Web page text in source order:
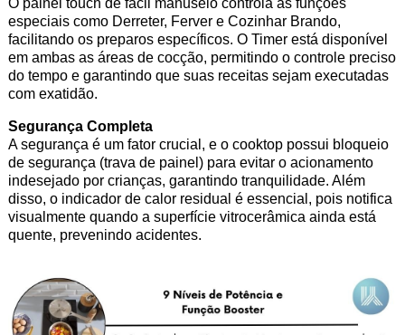
especiais como Derreter, Ferver e Cozinhar Brando,
facilitando os preparos específicos. O Timer está disponível
em ambas as áreas de cocção, permitindo o controle preciso
do tempo e garantindo que suas receitas sejam executadas
com exatidão.
Segurança Completa
A segurança é um fator crucial, e o cooktop possui bloqueio
de segurança (trava de painel) para evitar o acionamento
indesejado por crianças, garantindo tranquilidade. Além
disso, o indicador de calor residual é essencial, pois notifica
visualmente quando a superfície vitrocerâmica ainda está
quente, prevenindo acidentes.